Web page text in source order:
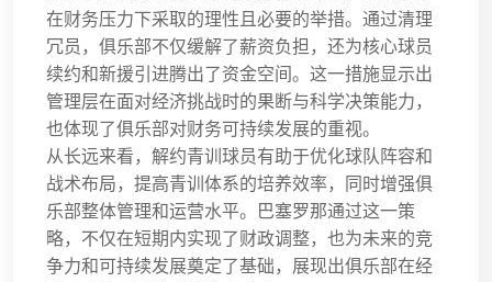
在财务压力下采取的理性且必要的举措。通过清理
冗员，俱乐部不仅缓解了薪资负担，还为核心球员
续约和新援引进腾出了资金空间。这一措施显示出
管理层在面对经济挑战时的果断与科学决策能力，
也体现了俱乐部对财务可持续发展的重视。
从长远来看，解约青训球员有助于优化球队阵容和
战术布局，提高青训体系的培养效率，同时增强俱
乐部整体管理和运营水平。巴塞罗那通过这一策
略，不仅在短期内实现了财政调整，也为未来的竞
争力和可持续发展奠定了基础，展现出俱乐部在经